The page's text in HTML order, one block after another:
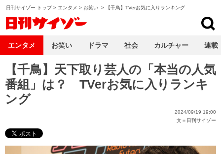
日刊サイゾー トップ> エンタメ > お笑い > 【千鳥】TVerお気に入りランキング
【千鳥】天下取り芸人の「本当の人気
番組」は？ TVerお気に入りランキ
ング
2024/09/19 19:00
文＝ 日刊サイゾー
エンタメ お笑い ドラマ 社会 カルチャー 連載